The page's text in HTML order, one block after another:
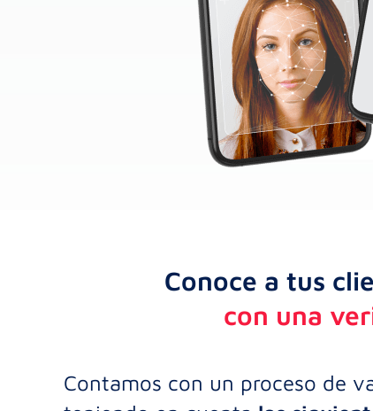
Conoce a tus
con una
Contamos con un proceso de